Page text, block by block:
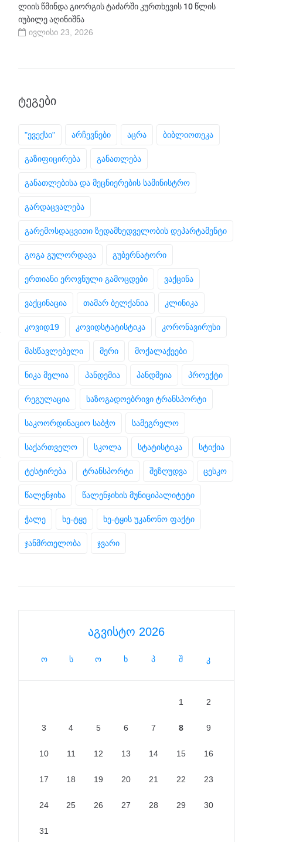
ლიის წმინდა გიორგის ტაძარში კურთხევის 10 წლის
იუბილე აღინიშნა
ივლისი 23, 2026
ᲢᲔᲒᲔᲑᲘ
"ევექსი" არჩევნები აცრა ბიბლიოთეკა
გაზიფიცირება განათლება
განათლებისა და მეცნიერების სამინისტრო
გარდაცვალება
გარემოსდაცვითი ზედამხედველობის დეპარტამენტი
გოგა გულორდავა გუბერნატორი
ერთიანი ეროვნული გამოცდები ვაქცინა
ვაქცინაცია თამარ ბელქანია კლინიკა
კოვიდ19 კოვიდსტატისტიკა კორონავირუსი
მასწავლებელი მერი მოქალაქეები
ნიკა მელია პანდემია პანდმეია პროექტი
რეგულაცია საზოგადოებრივი ტრანსპორტი
საკოორდინაციო საბჭო სამეგრელო
საქართველო სკოლა სტატისტიკა სტიქია
ტესტირება ტრანსპორტი შეზღუდვა ცესკო
წალენჯიხა წალენჯიხის მუნიციპალიტეტი
ჭალე ხე-ტყე ხე-ტყის უკანონო ფაქტი
ჯანმრთელობა ჯვარი
აგვისტო 2026
ო ს ო ხ პ შ კ
1 2
3 4 5 6 7 8 9
10 11 12 13 14 15 16
17 18 19 20 21 22 23
24 25 26 27 28 29 30
31